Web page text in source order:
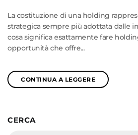
La costituzione di una holding
strategica sempre più adottata dalle
cosa significa esattamente fare
opportunità che offre...
CONTINUA A LEGGERE
CERCA